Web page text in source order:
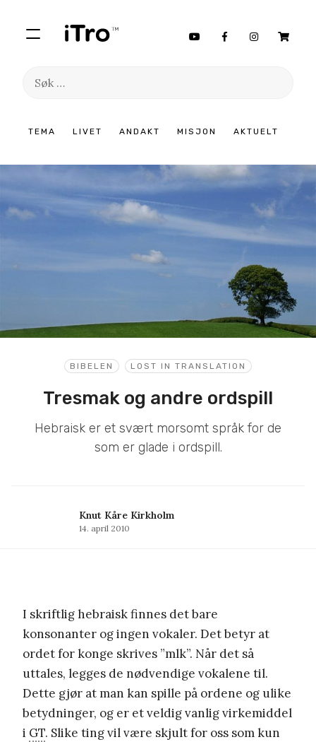
TEMA LIVET ANDAKT MISJON AKTUELT
Søk
innhold
BIBELEN LOST IN TRANSLATION
Tresmak og andre ordspill
Hebraisk er et svært morsomt språk for de
som er glade i ordspill.
Knut Kåre Kirkholm
14. april 2010
I skriftlig hebraisk finnes det bare
konsonanter og ingen vokaler. Det betyr at
ordet for konge skrives ”mlk”. Når det så
uttales, legges de nødvendige vokalene til.
Dette gjør at man kan spille på ordene og ulike
betydninger, og er et veldig vanlig virkemiddel
i GT. Slike ting vil være skjult for oss som kun